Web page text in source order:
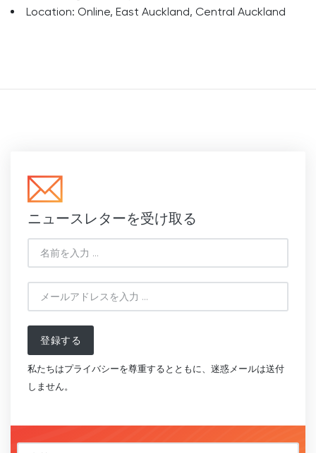
Location: Online, East Auckland, Central Auckland
ニュースレターを受け取る
登録する
私たちはプライバシーを尊重するとともに、迷惑メールは送付
しません。